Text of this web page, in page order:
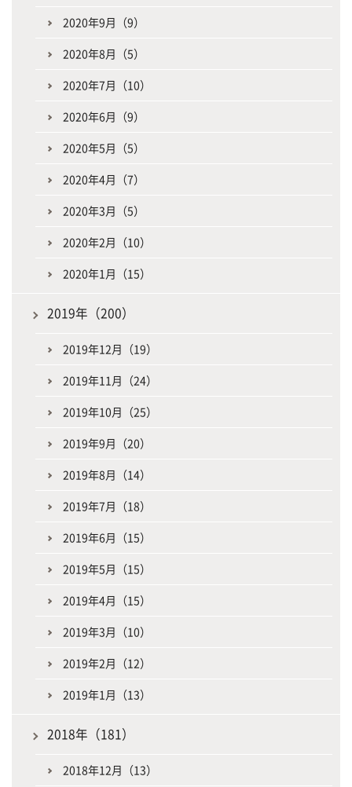
2020年9月（9）
2020年8月（5）
2020年7月（10）
2020年6月（9）
2020年5月（5）
2020年4月（7）
2020年3月（5）
2020年2月（10）
2020年1月（15）
2019年（200）
2019年12月（19）
2019年11月（24）
2019年10月（25）
2019年9月（20）
2019年8月（14）
2019年7月（18）
2019年6月（15）
2019年5月（15）
2019年4月（15）
2019年3月（10）
2019年2月（12）
2019年1月（13）
2018年（181）
2018年12月（13）